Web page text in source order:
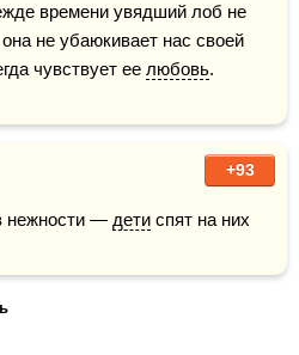
времени увядший лоб не
не убаюкивает нас своей
чувствует ее любовь.
+93
нежности — дети спят на них